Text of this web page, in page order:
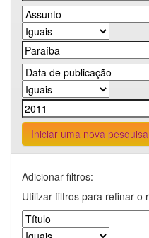
Iniciar uma nova pesquisa
Adicionar filtros:
Utilizar filtros para refinar o